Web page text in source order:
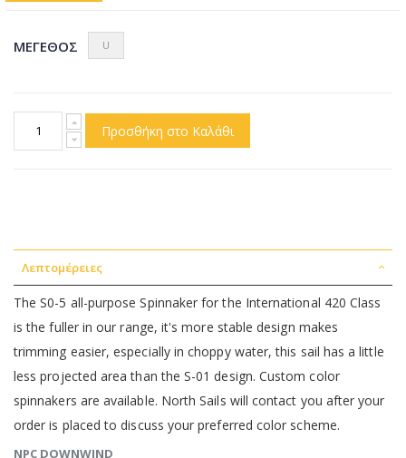
ΜΈΓΕΘΟΣ U
Προσθήκη στο Καλάθι
Λεπτομέρειες
The S0-5 all-purpose Spinnaker for the International 420 Class
is the fuller in our range, it's more stable design makes
trimming easier, especially in choppy water, this sail has a little
less projected area than the S-01 design. Custom color
spinnakers are available. North Sails will contact you after your
order is placed to discuss your preferred color scheme.
NPC DOWNWIND